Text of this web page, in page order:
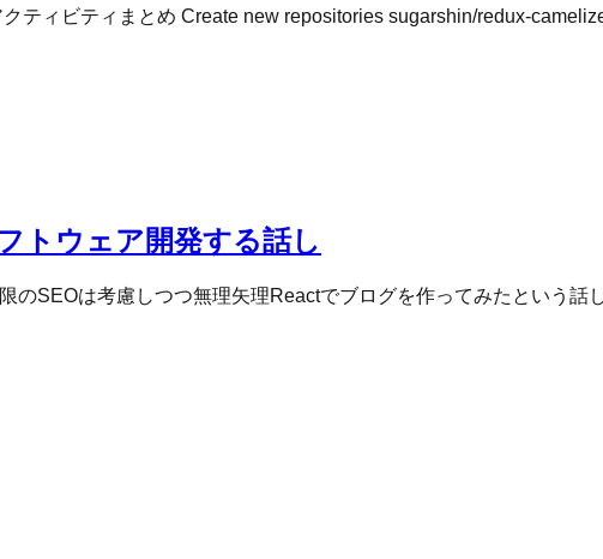
ティビティまとめ Create new repositories sugarshin/redux-
トウェア開発する話し
のSEOは考慮しつつ無理矢理Reactでブログを作ってみたという